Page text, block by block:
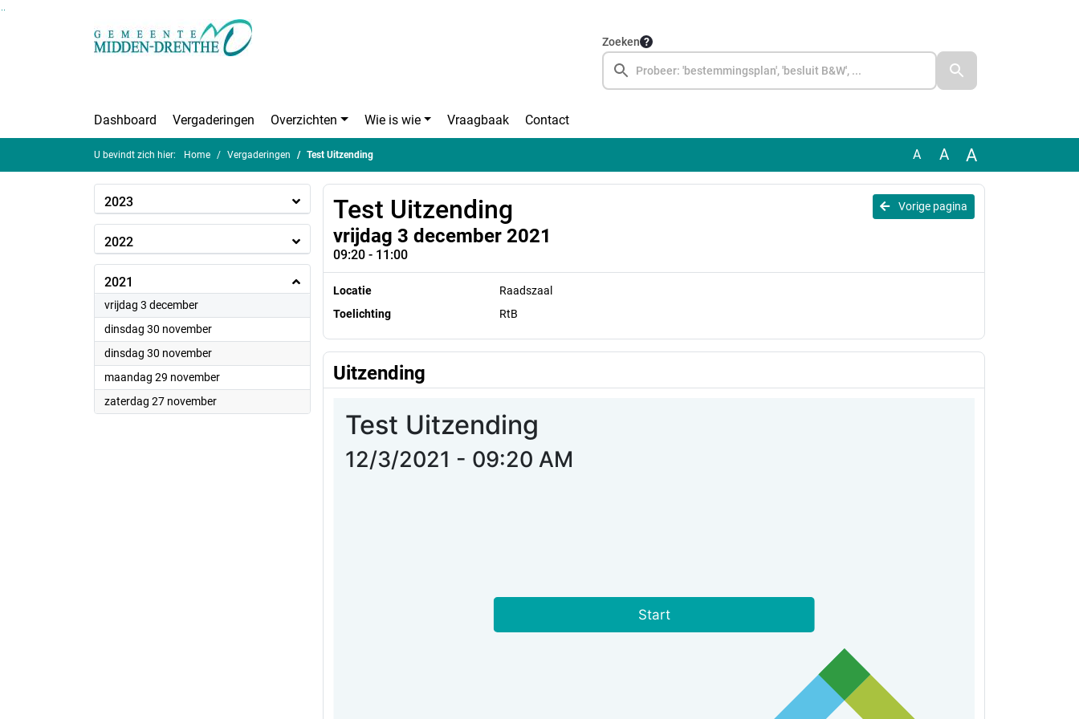
Zoeken
Dashboard Vergaderingen Overzichten Wie is wie Vraagbaak Contact
U bevindt zich hier: Home Vergaderingen Test Uitzending A A A
2023
2022
2021
vrijdag 3 december2021
dinsdag 30 november2021
dinsdag 30 november2021
maandag 29 november2021
zaterdag 27 november2021
Vorige pagina
Test Uitzending
vrijdag 3 december 2021
09:20 - 11:00
Locatie
Raadszaal
Toelichting
RtB
Uitzending